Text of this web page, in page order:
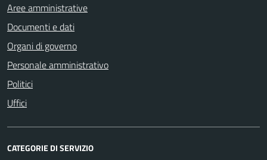
Aree amministrative
Documenti e dati
Organi di governo
Personale amministrativo
Politici
Uffici
CATEGORIE DI SERVIZIO